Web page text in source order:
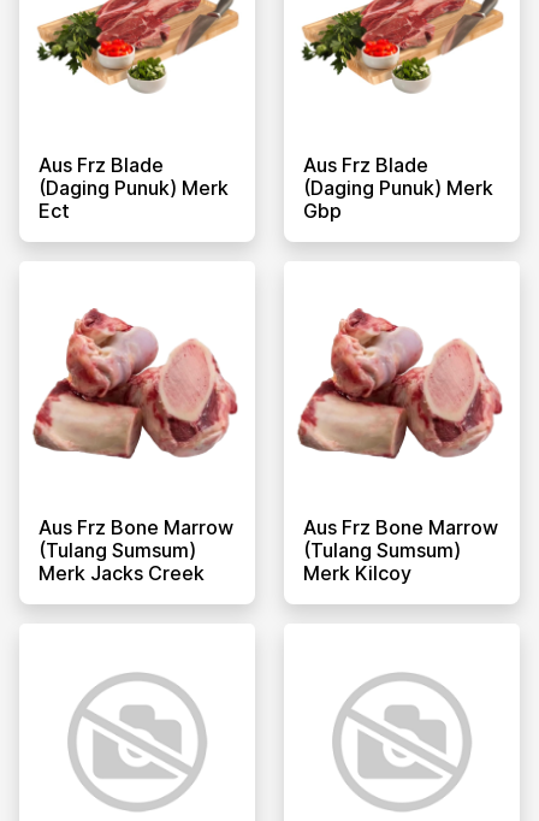
Aus Frz Blade
(daging Punuk) Merk
Ect
Aus Frz Blade
(daging Punuk) Merk
Gbp
Aus Frz Bone Marrow
(tulang Sumsum)
Merk Jacks Creek
Aus Frz Bone Marrow
(tulang Sumsum)
Merk Kilcoy